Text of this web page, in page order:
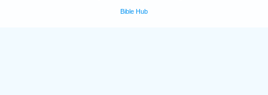
Bible Hub